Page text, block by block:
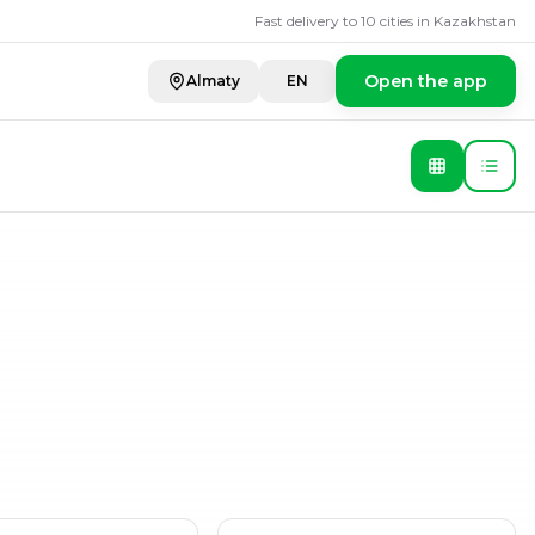
Fast delivery to 10 cities in Kazakhstan
Almaty EN Open the app
кровяная